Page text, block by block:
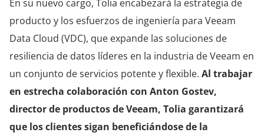
En su nuevo cargo, Tolia encabezará la estrategia de
producto y los esfuerzos de ingeniería para Veeam
Data Cloud (VDC), que expande las soluciones de
resiliencia de datos líderes en la industria de Veeam en
un conjunto de servicios potente y flexible. Al trabajar
en estrecha colaboración con Anton Gostev,
director de productos de Veeam, Tolia garantizará
que los clientes sigan beneficiándose de la